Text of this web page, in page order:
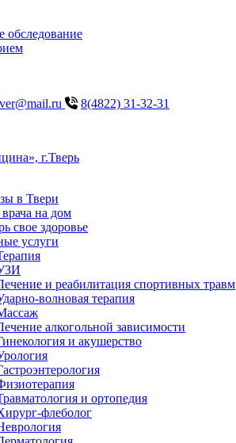
обследование
8(4822) 31-32-31
в Твери
на дом
свое здоровье
услуги
и реабилитация спортивных травм
волновая терапия
алкогольной зависимости
и акушерство
и ортопедия
флеболог